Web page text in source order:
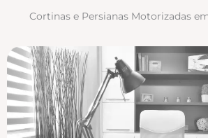
Cortinas e Persianas Motorizadas